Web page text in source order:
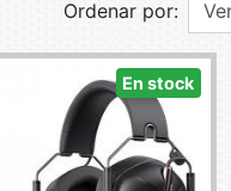
TV ET ACQUISITION
/ PROTECTION
TABLETTES /
TÉLÉPHONIE
CONNECTÉS
Ordenar por:
En stock